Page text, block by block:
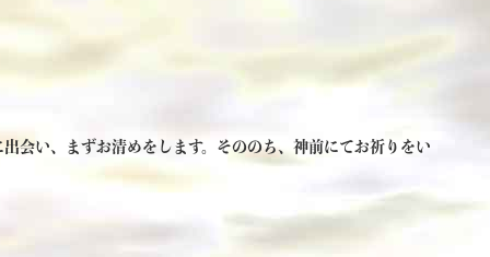
会い、まずお清めをします。そののち、神前にてお祈りをい